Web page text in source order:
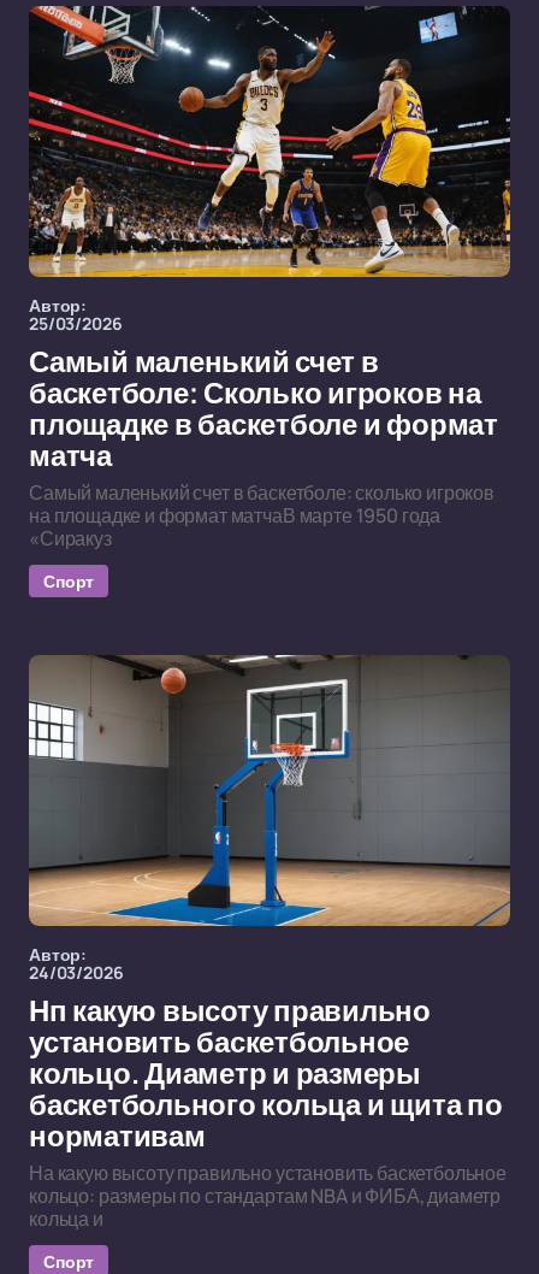
Автор:
25/03/2026
Самый маленький счет в
баскетболе: Сколько игроков на
площадке в баскетболе и формат
матча
Самый маленький счет в баскетболе: сколько игроков
на площадке и формат матчаВ марте 1950 года
«Сиракуз
Спорт
Автор:
24/03/2026
Нп какую высоту правильно
установить баскетбольное
кольцо. Диаметр и размеры
баскетбольного кольца и щита по
нормативам
На какую высоту правильно установить баскетбольное
кольцо: размеры по стандартам NBA и ФИБА, диаметр
кольца и
Спорт